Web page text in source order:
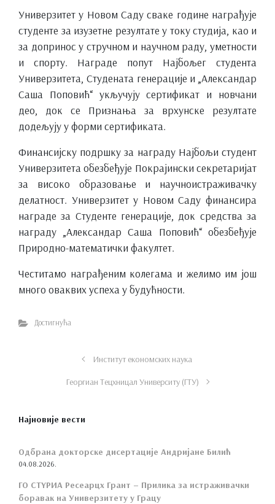
Универзитет у Новом Саду сваке године награђује
студенте за изузетне резултате у току студија, као и
за допринос у стручном и научном раду, уметности
и спорту. Награде попут Најбољег студента
Универзитета, Студената генерације и „Александар
Саша Поповић“ укључују сертификат и новчани
део, док се Признања за врхунске резултате
додељују у форми сертификата.
Финансијску подршку за награду Најбољи студент
Универзитета обезбеђује Покрајински секретаријат
за високо образовање и научноистраживачку
делатност. Универзитет у Новом Саду финансира
награде за Студенте генерације, док средства за
награду „Александар Саша Поповић“ обезбеђује
Природно-математички факултет.
Честитамо награђеним колегама и желимо им још
много оваквих успеха у будућности.
Достигнућа
Институт економских наука
Георгиан Тецхницал Университy (ГТУ)
Најновије вести
Одбрана докторске дисертације Андријане Билић
04.08.2026.
ГО СТYРИА Ресеарцх Грант – Прилика за истраживачки
боравак на Универзитету у Грацу